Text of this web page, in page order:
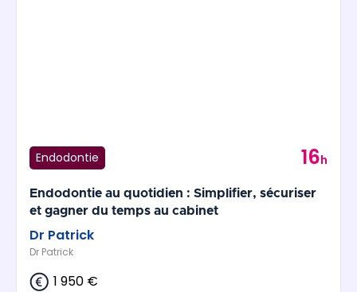
Endodontie 16h
Endodontie au quotidien : Simplifier, sécuriser
et gagner du temps au cabinet
Dr Patrick
Dr Patrick
1 950 €